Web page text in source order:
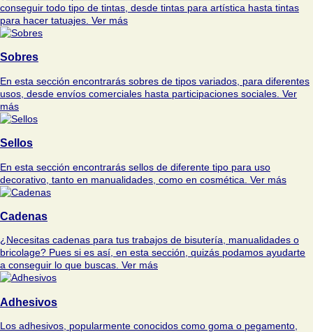
conseguir todo tipo de tintas, desde tintas para artística hasta tintas
para hacer tatuajes. Ver más
Sobres
En esta sección encontrarás sobres de tipos variados, para diferentes
usos, desde envíos comerciales hasta participaciones sociales. Ver
más
Sellos
En esta sección encontrarás sellos de diferente tipo para uso
decorativo, tanto en manualidades, como en cosmética. Ver más
Cadenas
¿Necesitas cadenas para tus trabajos de bisutería, manualidades o
bricolage? Pues si es así, en esta sección, quizás podamos ayudarte
a conseguir lo que buscas. Ver más
Adhesivos
Los adhesivos, popularmente conocidos como goma o pegamento,